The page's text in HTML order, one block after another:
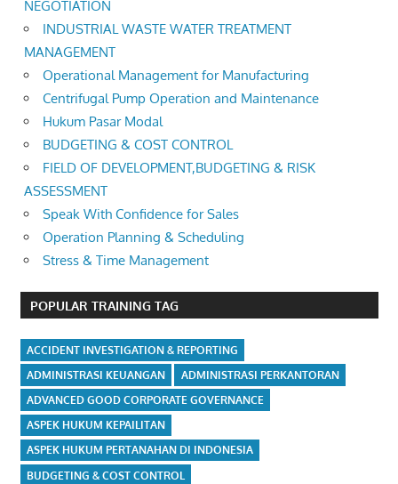
NEGOTIATION
INDUSTRIAL WASTE WATER TREATMENT
MANAGEMENT
Operational Management for Manufacturing
Centrifugal Pump Operation and Maintenance
Hukum Pasar Modal
BUDGETING & COST CONTROL
FIELD OF DEVELOPMENT,BUDGETING & RISK
ASSESSMENT
Speak With Confidence for Sales
Operation Planning & Scheduling
Stress & Time Management
POPULAR TRAINING TAG
ACCIDENT INVESTIGATION & REPORTING
ADMINISTRASI KEUANGAN
ADMINISTRASI PERKANTORAN
ADVANCED GOOD CORPORATE GOVERNANCE
ASPEK HUKUM KEPAILITAN
ASPEK HUKUM PERTANAHAN DI INDONESIA
BUDGETING & COST CONTROL